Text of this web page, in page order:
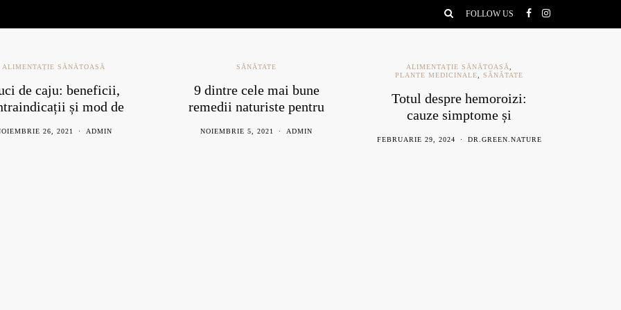
FOLLOW US
ALIMENTAȚIE SĂNĂTOASĂ
de caju: beneficii,
și mod de
26, 2021 ADMIN
SĂNĂTATE
9 dintre cele mai bune
remedii naturiste pentru
NOIEMBRIE 5, 2021 ADMIN
ALIMENTAȚIE SĂNĂTOASĂ
PLANTE MEDICINALE
,SĂNĂTATE
Totul despre hemoroizi:
cauze simptome și
FEBRUARIE 29, 2024 DR.GREEN.NATURE